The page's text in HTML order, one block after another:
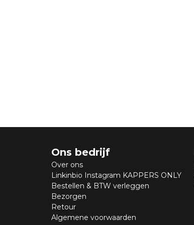
Ons bedrijf
Over ons
Linkinbio Instagram KAPPERS ONLY
Bestellen & BTW verleggen
Bezorgen
Retour
Algemene voorwaarden